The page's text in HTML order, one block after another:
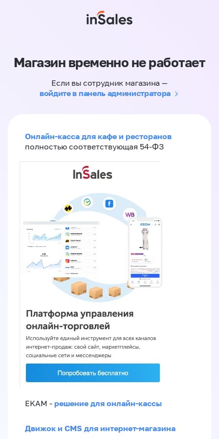
Магазин временно не работает
Если вы сотрудник магазина —
войдите в панель администратора
Онлайн-касса для кафе и ресторанов
полностью соответствующая 54-ФЗ
EKAM - решение для онлайн-кассы
Движок и CMS для интернет-магазина